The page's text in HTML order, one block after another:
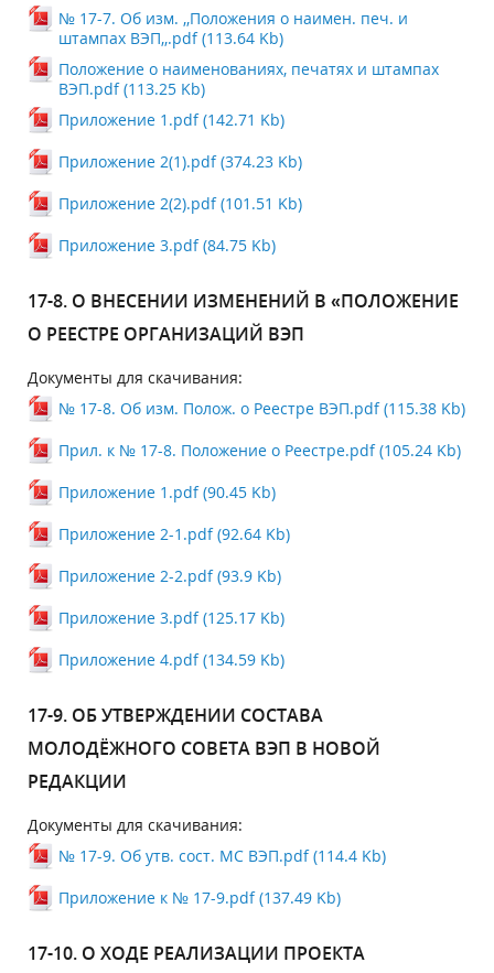
№ 17-7. Об изм. ,,Положения о наимен. печ. и
штампах ВЭП,,.pdf (113.64 Kb)
Положение о наименованиях, печатях и штампах
ВЭП.pdf (113.25 Kb)
Приложение 1.pdf (142.71 Kb)
Приложение 2(1).pdf (374.23 Kb)
Приложение 2(2).pdf (101.51 Kb)
Приложение 3.pdf (84.75 Kb)
17-8. О ВНЕСЕНИИ ИЗМЕНЕНИЙ В «ПОЛОЖЕНИЕ
О РЕЕСТРЕ ОРГАНИЗАЦИЙ ВЭП
Документы для скачивания:
№ 17-8. Об изм. Полож. о Реестре ВЭП.pdf (115.38 Kb)
Прил. к № 17-8. Положение о Реестре.pdf (105.24 Kb)
Приложение 1.pdf (90.45 Kb)
Приложение 2-1.pdf (92.64 Kb)
Приложение 2-2.pdf (93.9 Kb)
Приложение 3.pdf (125.17 Kb)
Приложение 4.pdf (134.59 Kb)
17-9. ОБ УТВЕРЖДЕНИИ СОСТАВА
МОЛОДЁЖНОГО СОВЕТА ВЭП В НОВОЙ
РЕДАКЦИИ
Документы для скачивания:
№ 17-9. Об утв. сост. МС ВЭП.pdf (114.4 Kb)
Приложение к № 17-9.pdf (137.49 Kb)
17-10. О ХОДЕ РЕАЛИЗАЦИИ ПРОЕКТА